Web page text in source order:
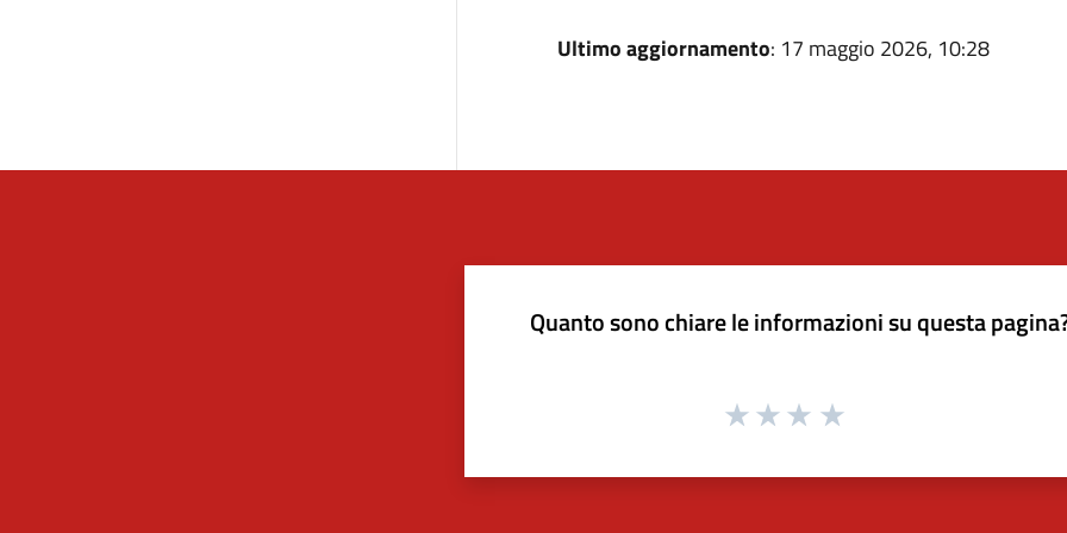
Ultimo aggiornamento: 17 maggio 2026, 10:28
Quanto sono chiare le informazioni su questa